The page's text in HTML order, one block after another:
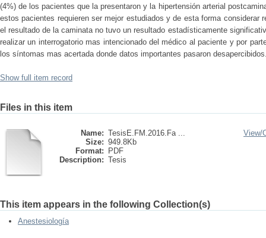
(4%) de los pacientes que la presentaron y la hipertensión arterial
estos pacientes requieren ser mejor estudiados y de esta forma considerar
el resultado de la caminata no tuvo un resultado estadísticamente
realizar un interrogatorio mas intencionado del médico al paciente y por
los síntomas mas acertada donde datos importantes pasaron
Show full item record
Files in this item
Name: TesisE.FM.2016.Fa ...
Size: 949.8Kb
Format:
PDF
Description: Tesis
View/
This item appears in the following Collection(s)
Anestesiología